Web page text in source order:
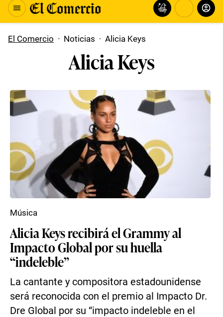
El Comercio · Noticias · Alicia Keys
Alicia Keys
Alicia Keys recibirá el Grammy al
Impacto Global por su huella
“indeleble”
La cantante y compositora estadounidense
será reconocida con el premio al Impacto Dr.
Dre Global por su “impacto indeleble en el
Música